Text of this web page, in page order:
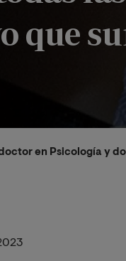
que
en Psicología y